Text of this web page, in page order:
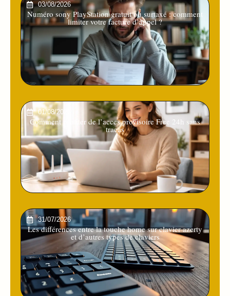
03/08/2026
Numéro sony PlayStation gratuit ou surtaxé : comment
limiter votre facture d’appel ?
01/08/2026
Comment profiter de l’acces provisoire Free 24h sans
tracas
31/07/2026
Les différences entre la touche home sur clavier azerty
et d’autres types de claviers